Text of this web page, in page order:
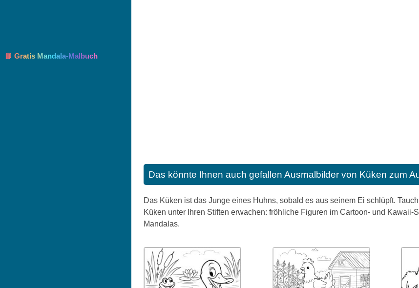
Das könnte Ihnen auch gefallen Ausmalbilder von Küken zum
Das Küken ist das Junge eines Huhns, sobald es aus seinem Ei schlüpft.
Küken unter Ihren Stiften erwachen: fröhliche Figuren im Cartoon- und
Mandalas.
📘 Gratis Mandala-Malbuch